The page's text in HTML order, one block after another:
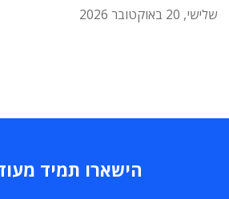
שלישי, 20 באוקטובר 2026
הישארו תמיד